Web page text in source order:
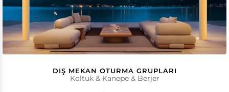
DIŞ MEKAN OTURMA GRUPLARI
Koltuk & Kanepe & Berjer